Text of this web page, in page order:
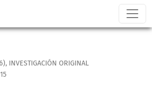
agrícola del futuro: ofertas, tipos y
, INVESTIGACIÓN ORIGINAL